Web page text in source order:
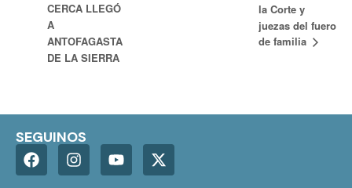
CERCA LLEGÓ
A
ANTOFAGASTA
DE LA SIERRA
la Corte y
juezas del fuero
de familia
SEGUINOS